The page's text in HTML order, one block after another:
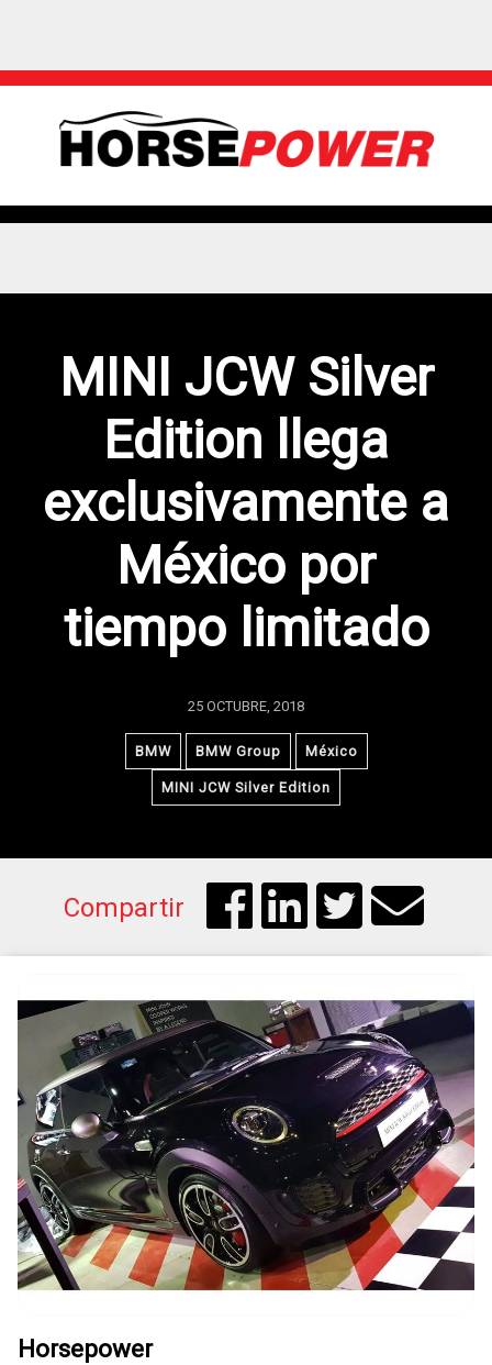
MINI JCW Silver
Edition llega
exclusivamente a
México por
tiempo limitado
25 OCTUBRE, 2018
BMW BMW Group México
MINI JCW Silver Edition
Compartir
Horsepower